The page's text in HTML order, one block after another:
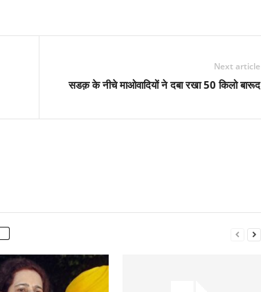
Next article
सडक़ के नीचे माओवादियों ने दबा रखा 50 किलो बारूद